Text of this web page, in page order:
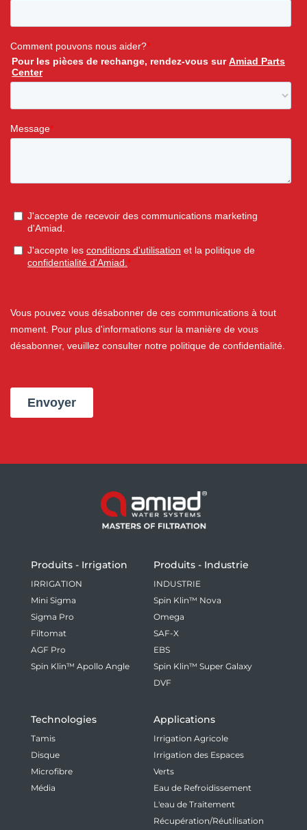
Produits - Irrigation
IRRIGATION
Mini Sigma
Sigma Pro
Filtomat
AGF Pro
Spin Klin™ Apollo Angle
Produits - Industrie
INDUSTRIE
Spin Klin™ Nova
Omega
SAF-X
EBS
Spin Klin™ Super Galaxy
DVF
Technologies
Tamis
Disque
Microfibre
Média
Applications
Irrigation Agricole
Irrigation des Espaces
Verts
Eau de Refroidissement
L'eau de Traitement
Récupération/Réutilisation